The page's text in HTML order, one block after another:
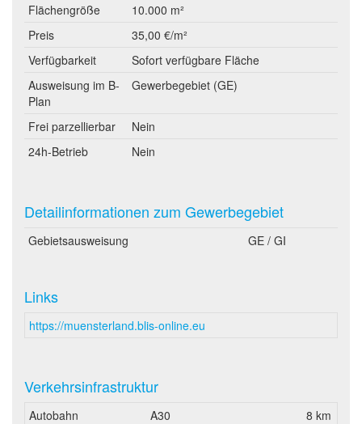
Flächengröße
10.000 m²
Preis
35,00 €/m²
Verfügbarkeit
Sofort verfügbare Fläche
Ausweisung im B-
Plan
Gewerbegebiet (GE)
Frei parzellierbar
Nein
24h-Betrieb
Nein
Detailinformationen zum Gewerbegebiet
Gebietsausweisung GE / GI
Links
https://muensterland.blis-online.eu
Verkehrsinfrastruktur
Autobahn A30
8 km